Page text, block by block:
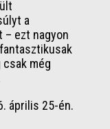
a
ezt nagyon
még
április 25-én.